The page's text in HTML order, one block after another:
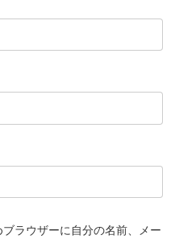
ラウザーに自分の名前、メー